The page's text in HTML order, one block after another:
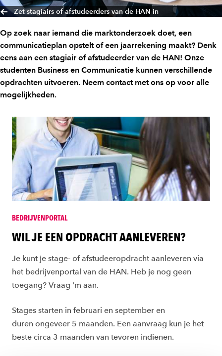
Zet stagiairs of afstudeerders van de HAN in
Op zoek naar iemand die marktonderzoek doet, een
communicatieplan opstelt of een jaarrekening maakt? Denk
eens aan een stagiair of afstudeerder van de HAN! Onze
studenten Business en Communicatie kunnen verschillende
opdrachten uitvoeren. Neem contact met ons op voor alle
mogelijkheden.
BEDRIJVENPORTAL
WIL JE EEN OPDRACHT AANLEVEREN?
Je kunt je stage- of afstudeeropdracht aanleveren via
het bedrijvenportal van de HAN. Heb je nog geen
toegang? Vraag 'm aan.
Stages starten in februari en september en
duren ongeveer 5 maanden. Een aanvraag kun je het
beste circa 3 maanden van tevoren indienen.